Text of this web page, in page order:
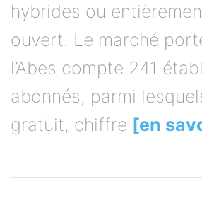
hybrides ou
ouvert. Le marché
l’Abes compte 241
abonnés, parmi
gratuit, chiffre [en